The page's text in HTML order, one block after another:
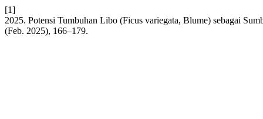
[1]
2025. Potensi Tumbuhan Libo (Ficus variegata, Blume) sebagai
(Feb. 2025), 166–179.